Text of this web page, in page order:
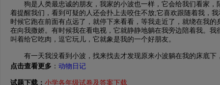
狗是人类最忠诚的朋友，我家的小波也一样，它会给我们看家，
着提醒我们，看到可疑的人还会扑上去咬住不放;它喜欢跟随着我，
时候它跑在前面有点远了，就停下来看看，等我走近了，就绕在我的
在向我撒娇。有时候我在看电视，它就静静地躺在我旁边陪着我。我
叫着给它吃肉，逗它玩儿，它就象是我的一个好朋友。
有一天我没看到小波，找来找去才发现原来小波躺在我的床底下
点击查看更多 ： 动物日记
试题下载： 小学各年级试卷及答案下载